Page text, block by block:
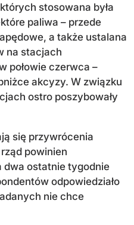
stosowana była
paliwa – przede
a także ustalana
na stacjach
połowie czerwca –
akcyzy. W związku
ostro poszybowały
się przywrócenia
powinien
dwa ostatnie tygodnie
odpowiedziało
nie chce